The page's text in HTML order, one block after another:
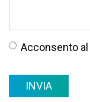
Acconsento al
trattamento
INVIA